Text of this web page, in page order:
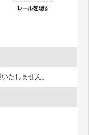
たしません。